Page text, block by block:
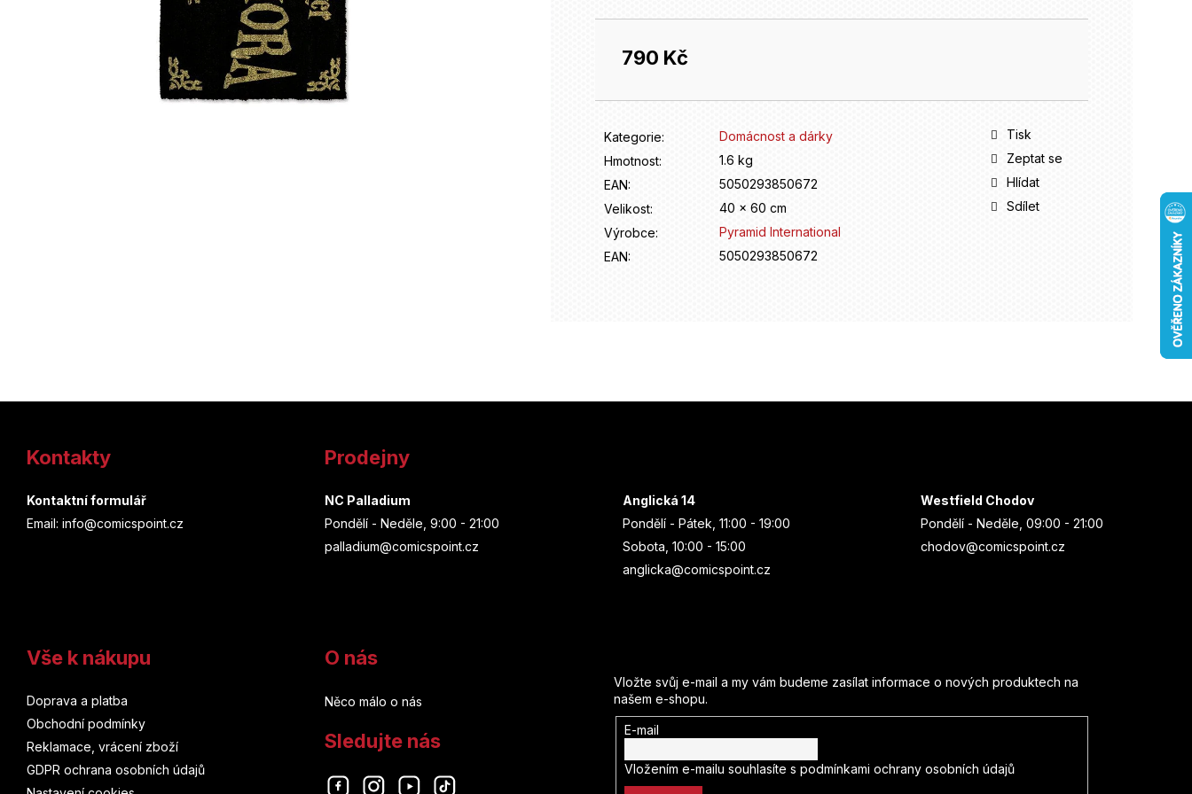
790 Kč
Měrná
Kategorie:
Domácnost a dárky
Hmotnost:
1.6 kg
EAN:
5050293850672
Velikost:
40 x 60 cm
Výrobce:
Pyramid International
EAN: 5050293850672
Tisk
Zeptat se
Hlídat
Sdílet
Kontakty
Kontaktní formulář
Email: info@comicspoint.cz
Prodejny
NC Palladium
Pondělí - Neděle, 9:00 - 21:00
palladium@comicspoint.cz
Anglická 14
Pondělí - Pátek, 11:00 - 19:00
Sobota, 10:00 - 15:00
anglicka@comicspoint.cz
Westfield Chodov
Pondělí - Neděle, 09:00 - 21:00
chodov@comicspoint.cz
Vše k nákupu
Doprava a platba
Obchodní podmínky
Reklamace, vrácení zboží
GDPR ochrana osobních údajů
O nás
Něco málo o nás
Sledujte nás
Vložte svůj e-mail a my vám budeme zasílat informace o nových produktech na
našem e-shopu.
E-mail
Vložením e-mailu souhlasíte s podmínkami ochrany osobních údajů